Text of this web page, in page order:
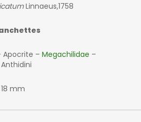
Linnaeus,1758
Apocrite – Megachilidae –
mm